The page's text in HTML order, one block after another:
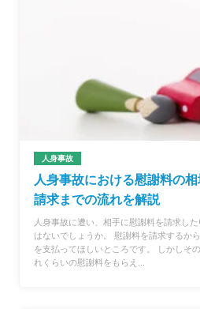
人身事故
人身事故における慰謝料の
請求までの流れを解説
人身事故に遭い、相手に慰謝料を請求し
はないでしょうか。 慰謝料を請求するか
を支払ってほしいところです。 しかしそ
れくらいの慰謝料をもらえ...